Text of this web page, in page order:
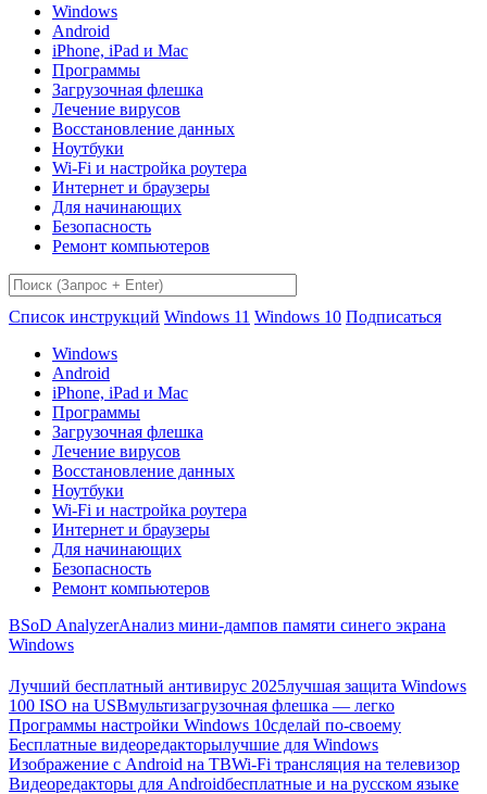
Windows
Android
iPhone, iPad и Mac
Программы
Загрузочная флешка
Лечение вирусов
Восстановление данных
Ноутбуки
Wi-Fi и настройка роутера
Интернет и браузеры
Для начинающих
Безопасность
Ремонт компьютеров
Список инструкций Windows 11 Windows 10 Подписаться
Windows
Android
iPhone, iPad и Mac
Программы
Загрузочная флешка
Лечение вирусов
Восстановление данных
Ноутбуки
Wi-Fi и настройка роутера
Интернет и браузеры
Для начинающих
Безопасность
Ремонт компьютеров
BSoD AnalyzerАнализ мини-дампов памяти синего экрана
Windows
Лучший бесплатный антивирус 2025лучшая защита Windows
100 ISO на USBмультизагрузочная флешка — легко
Программы настройки Windows 10сделай по-своему
Бесплатные видеоредакторылучшие для Windows
Изображение с Android на ТВWi-Fi трансляция на телевизор
Видеоредакторы для Androidбесплатные и на русском языке